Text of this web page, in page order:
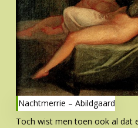
Nachtmerrie – Abildgaard
Toch wist men toen ook al dat